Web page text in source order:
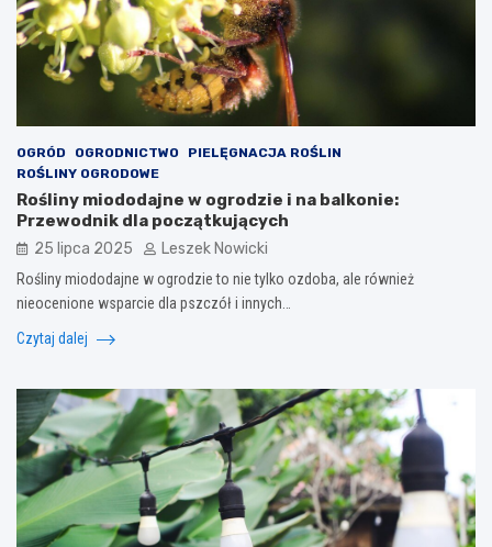
OGRÓD OGRODNICTWO
PIELĘGNACJA ROŚLIN
ROŚLINY OGRODOWE
Rośliny miododajne w ogrodzie i na balkonie:
Przewodnik dla początkujących
25 lipca 2025 Leszek Nowicki
Rośliny miododajne w ogrodzie to nie tylko ozdoba, ale również
nieocenione wsparcie dla pszczół i innych…
Czytaj dalej